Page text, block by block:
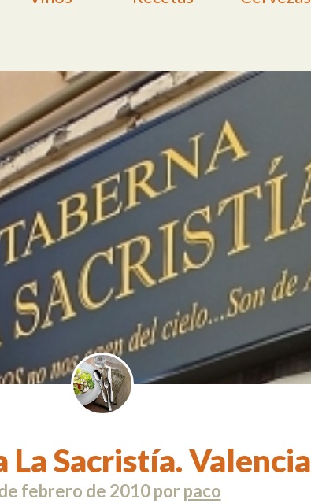
La Sacristía. Valencia
febrero de 2010por paco